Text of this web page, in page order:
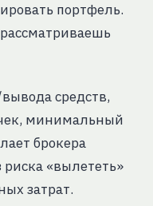
портфель.
средств,
минимальный
брокера
«вылететь»
затрат.